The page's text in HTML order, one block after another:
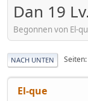
Dan 19
Begonnen von El-
NACH UNTEN Seiten
El-que